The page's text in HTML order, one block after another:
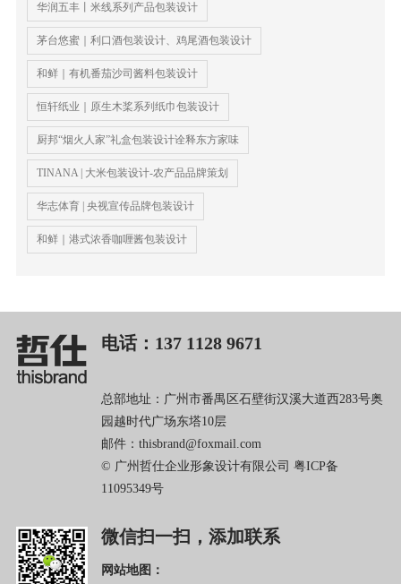
华润五丰丨米线系列产品包装设计
茅台悠蜜｜利口酒包装设计、鸡尾酒包装设计
和鲜｜有机番茄沙司酱料包装设计
恒轩纸业｜原生木桨系列纸巾包装设计
厨邦“烟火人家”礼盒包装设计诠释东方家味
TINANA | 大米包装设计-农产品品牌策划
华志体育 | 央视宣传品牌包装设计
和鲜｜港式浓香咖喱酱包装设计
电话：137 1128 9671
总部地址：广州市番禺区石壁街汉溪大道西283号奥
园越时代广场东塔10层
邮件：thisbrand@foxmail.com
© 广州哲仕企业形象设计有限公司 粤ICP备
11095349号
微信扫一扫，添加联系
网站地图：